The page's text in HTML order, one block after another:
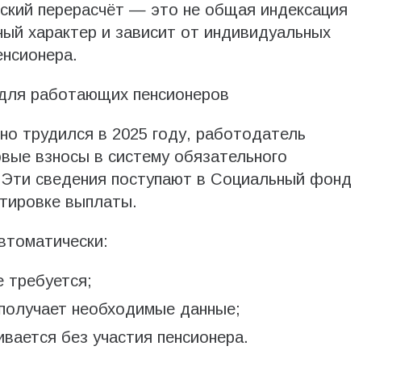
перерасчёт — это не общая индексация
характер и зависит от индивидуальных
работающих пенсионеров
трудился в 2025 году, работодатель
взносы в систему обязательного
Эти сведения поступают в Социальный фонд
выплаты.
требуется;
необходимые данные;
без участия пенсионера.